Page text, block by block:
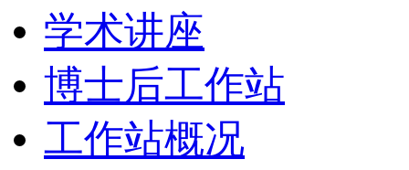
学术讲座
博士后工作站
工作站概况